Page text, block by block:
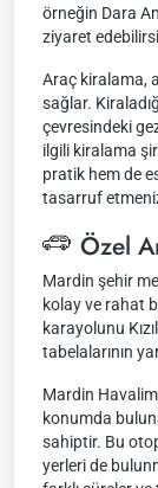
örneğin Dara
ziyaret
Araç kiralama,
sağlar.
çevresindeki
ilgili kiralama
pratik hem de
tasarruf
Özel
Mardin şehir
kolay ve rahat
karayolunu
tabelalarının
Mardin
konumda
sahiptir. Bu
yerleri de